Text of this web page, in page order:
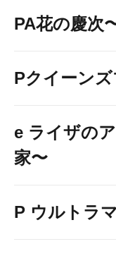
PA花の慶次
Pクイーン
e ライザの
家〜
P ウルトラ